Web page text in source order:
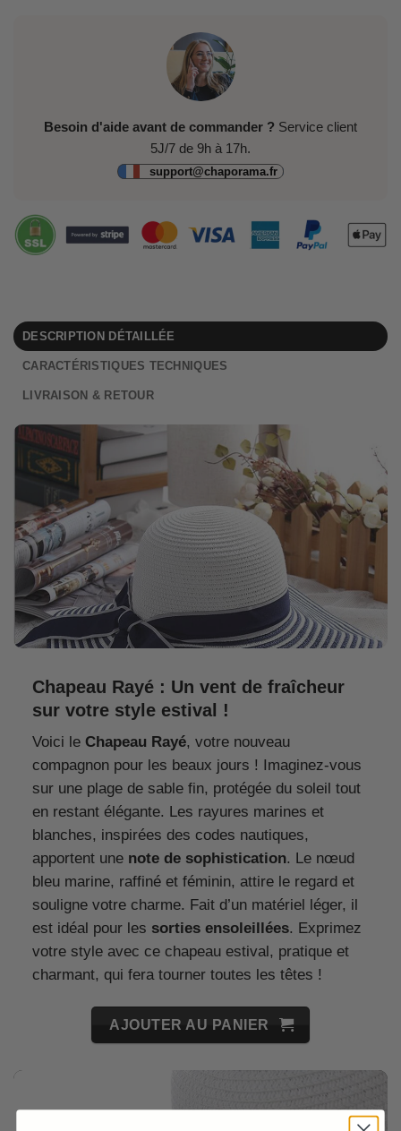
Besoin d'aide avant de commander ? Service client
5J/7 de 9h à 17h.
support@chaporama.fr
DESCRIPTION DÉTAILLÉE
CARACTÉRISTIQUES TECHNIQUES
LIVRAISON & RETOUR
Chapeau Rayé : Un vent de fraîcheur
sur votre style estival !
Voici le Chapeau Rayé, votre nouveau
compagnon pour les beaux jours ! Imaginez-vous
sur une plage de sable fin, protégée du soleil tout
en restant élégante. Les rayures marines et
blanches, inspirées des codes nautiques,
apportent une note de sophistication. Le nœud
bleu marine, raffiné et féminin, attire le regard et
souligne votre charme. Fait d’un matériel léger, il
est idéal pour les sorties ensoleillées. Exprimez
votre style avec ce chapeau estival, pratique et
charmant, qui fera tourner toutes les têtes !
AJOUTER AU PANIER